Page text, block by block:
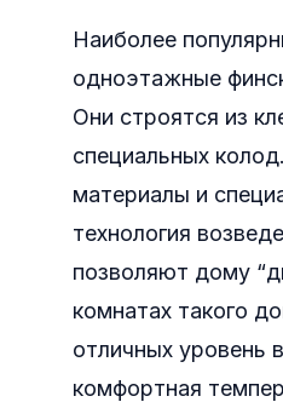
Наиболее
одноэтажные
Они строятся из
специальных
материалы и
технология
позволяют дому
комнатах такого
отличных уровень
комфортная